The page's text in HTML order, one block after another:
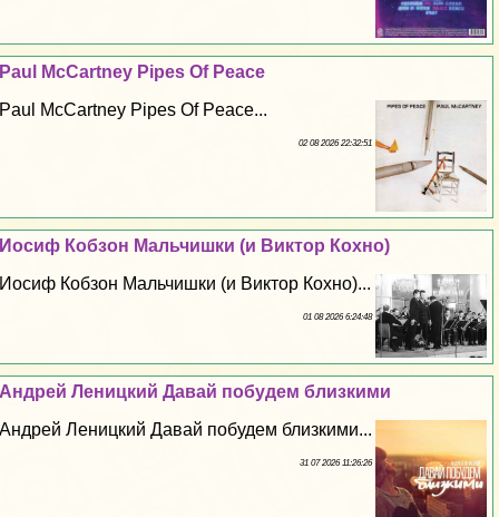
Paul McCartney Pipes Of Peace
Paul McCartney Pipes Of Peace...
02 08 2026 22:32:51
Иосиф Кобзон Мальчишки (и Виктор Кохно)
Иосиф Кобзон Мальчишки (и Виктор Кохно)...
01 08 2026 6:24:48
Андрей Леницкий Давай побудем близкими
Андрей Леницкий Давай побудем близкими...
31 07 2026 11:26:26